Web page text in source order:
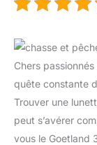
Chers
quête constante
Trouver une
peut s’avérer
vous le Goetland